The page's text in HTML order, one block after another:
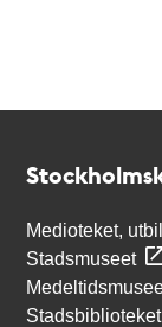
Medioteket,
Stadsmuseet
Stadsbiblioteket